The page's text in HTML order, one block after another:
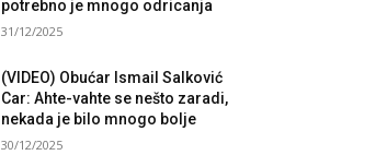
potrebno je mnogo odricanja
31/12/2025
(VIDEO) Obućar Ismail Salković
Car: Ahte-vahte se nešto zaradi,
nekada je bilo mnogo bolje
30/12/2025